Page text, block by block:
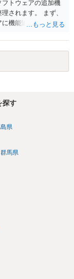
トウェアの追加機
されます。 まず、
機能追加を行った
著作権は原則とし
いる場合でも、そ
せん。 一方、利用
フトウェアを契約
の機能を提供でき
一般的です。 ま
能の著作権を利用
。 したがって、費
なく、著作物を創
と考えられます。
探す
県
群馬県